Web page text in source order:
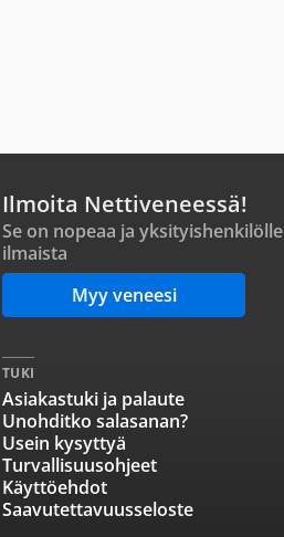
Ilmoita Nettiveneessä!
Se on nopeaa ja yksityishenkilölle
ilmaista
Myy veneesi
TUKI
Asiakastuki ja palaute
Unohditko salasanan?
Usein kysyttyä
Turvallisuusohjeet
Käyttöehdot
Saavutettavuusseloste